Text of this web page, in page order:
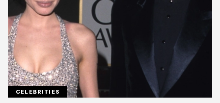
CELEBRITIES